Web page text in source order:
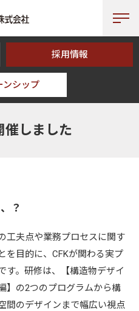
採用情報
ンシップ
を開催しました
催しました
？
工夫点や業務プロセスに関す
を目的に、CFKが関わる実プ
す。研修は、【構造物デザイ
】の2つのプログラムから構
間のデザインまで幅広い視点